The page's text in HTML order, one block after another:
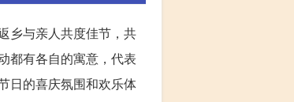
乡与亲人共度佳节，共
都有各自的寓意，代表
日的喜庆氛围和欢乐体